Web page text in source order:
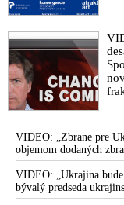
VIDEO: „Zbrane pre
objemom dodaných
tlaku na nepriateľa,“
ukrajinským
že USA Ukrajine
VIDEO: „Ukrajina bude
bývalý predseda